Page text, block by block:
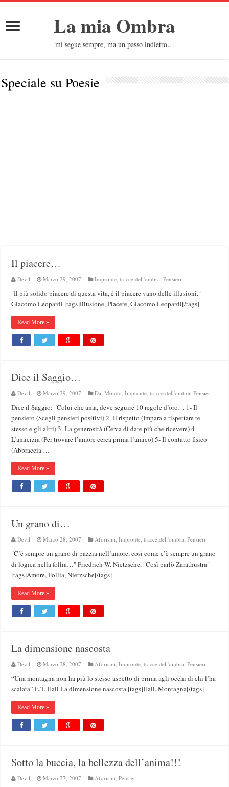
La mia Ombra
mi segue sempre, ma un passo indietro…
Speciale suPoesie
Il piacere…
Devil Marzo 29, 2007 Impronte, tracce dell'ombra,Pensieri
"Il più solido piacere di questa vita, è il piacere vano delle illusioni."
Giacomo Leopardi [tags]Illusione, Piacere, Giacomo Leopardi[/tags]
Read More »
Dice il Saggio…
Devil Marzo 29, 2007 Dal Mondo,Impronte, tracce dell'ombra,Pensieri
Dice il Saggio: "Colui che ama, deve seguire 10 regole d’oro… 1- Il
pensiero (Scegli pensieri positivi) 2- Il rispetto (Impara a rispettare te
stesso e gli altri) 3- La generosità (Cerca di dare più che ricevere) 4-
L’amicizia (Per trovare l’amore cerca prima l’amico) 5- Il contatto fisico
(Abbraccia …
Read More »
Un grano di…
Devil Marzo 28, 2007 Aforismi,Impronte, tracce dell'ombra,Pensieri
"C’è sempre un grano di pazzia nell’amore, così come c’è sempre un grano
di logica nella follia…" Friedrich W. Nietzsche, "Così parlò Zarathustra"
[tags]Amore, Follia, Nietzsche[/tags]
Read More »
La dimensione nascosta
Devil Marzo 28, 2007 Aforismi,Impronte, tracce dell'ombra,Pensieri
“Una montagna non ha più lo stesso aspetto di prima agli occhi di chi l’ha
scalata” E.T. Hall La dimensione nascosta [tags]Hall, Montagna[/tags]
Read More »
Sotto la buccia, la bellezza dell’anima!!!
Devil Marzo 27, 2007 Aforismi,Pensieri